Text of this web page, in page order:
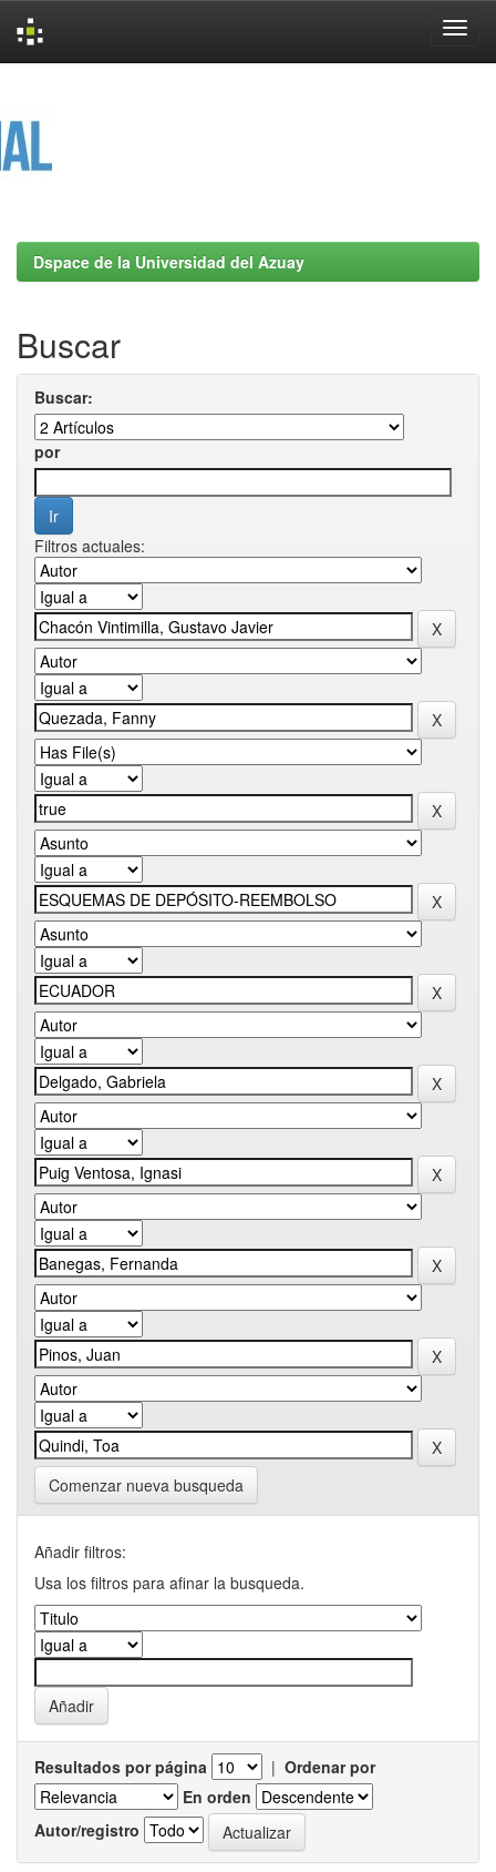
Dspace de la Universidad del Azuay
Buscar
Buscar:
por
Filtros actuales:
Comenzar nueva busqueda
Añadir filtros:
Usa los filtros para afinar la busqueda.
Resultados por página | Ordenar por
En orden
Autor/registro